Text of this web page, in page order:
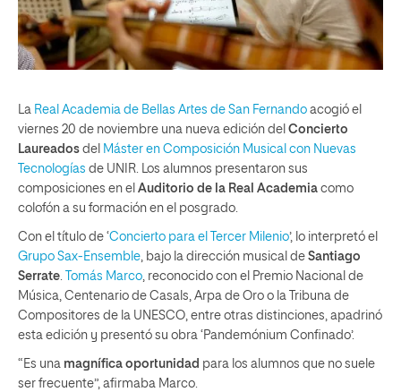
La Real Academia de Bellas Artes de San Fernando acogió el
viernes 20 de noviembre una nueva edición del Concierto
Laureados del Máster en Composición Musical con Nuevas
Tecnologías de UNIR. Los alumnos presentaron sus
composiciones en el Auditorio de la Real Academia como
colofón a su formación en el posgrado.
Con el título de ‘Concierto para el Tercer Milenio’, lo interpretó el
Grupo Sax-Ensemble , bajo la dirección musical de Santiago
Serrate
Tomás Marco , reconocido con el Premio Nacional de
Música, Centenario de Casals, Arpa de Oro o la Tribuna de
Compositores de la UNESCO, entre otras distinciones, apadrinó
esta edición y presentó su obra ‘Pandemónium Confinado’.
“Es una magnífica oportunidad para los alumnos que no suele
ser frecuente”, afirmaba Marco.